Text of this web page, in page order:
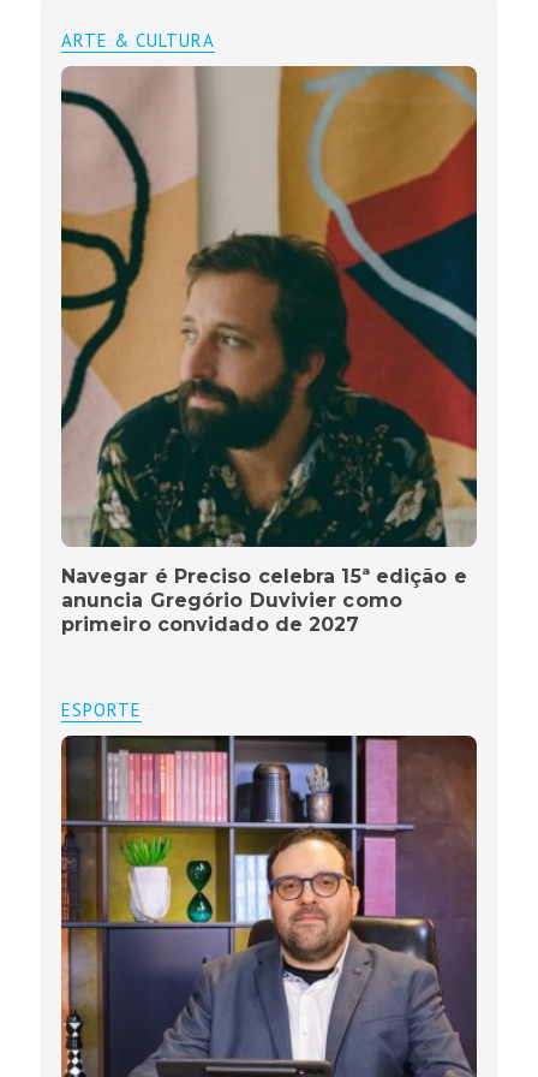
ARTE & CULTURA
Navegar é Preciso celebra 15ª edição e
anuncia Gregório Duvivier como
primeiro convidado de 2027
ESPORTE